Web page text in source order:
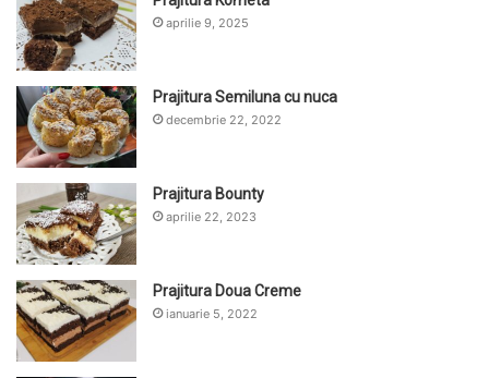
aprilie 9, 2025
Prajitura Semiluna cu nuca
decembrie 22, 2022
Prajitura Bounty
aprilie 22, 2023
Prajitura Doua Creme
ianuarie 5, 2022